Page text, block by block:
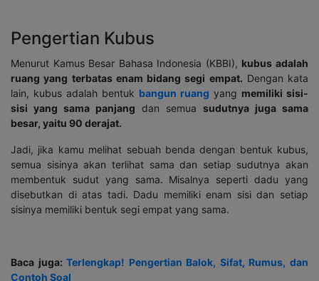
Pengertian Kubus
Menurut Kamus Besar Bahasa Indonesia (KBBI), kubus adalah
ruang yang terbatas enam bidang segi empat. Dengan kata
lain, kubus adalah bentuk bangun ruang yang memiliki sisi-
sisi yang sama panjang dan semua sudutnya juga sama
besar, yaitu 90 derajat.
Jadi, jika kamu melihat sebuah benda dengan bentuk kubus,
semua sisinya akan terlihat sama dan setiap sudutnya akan
membentuk sudut yang sama. Misalnya seperti dadu yang
disebutkan di atas tadi. Dadu memiliki enam sisi dan setiap
sisinya memiliki bentuk segi empat yang sama.
Baca juga:Terlengkap! Pengertian Balok, Sifat, Rumus, dan
Contoh Soal